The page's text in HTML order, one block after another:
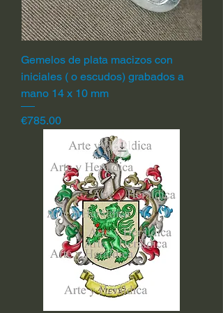
Gemelos de plata macizos con
iniciales ( o escudos) grabados a
mano 14 x 10 mm
Price
€785.00